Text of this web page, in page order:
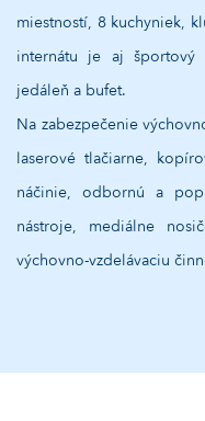
miestností, 8 kuchyniek,
internátu je aj športový
jedáleň a bufet.
Na zabezpečenie
laserové tlačiarne,
náčinie, odbornú a
nástroje, mediálne
výchovno-vzdelávaciu